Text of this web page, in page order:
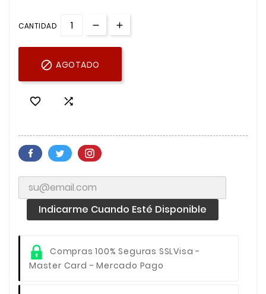
CANTIDAD
 AGOTADO
 
Indicarme Cuando Esté Disponible
Compras 100% Seguras SSLVisa -
Master Card - Mercado Pago